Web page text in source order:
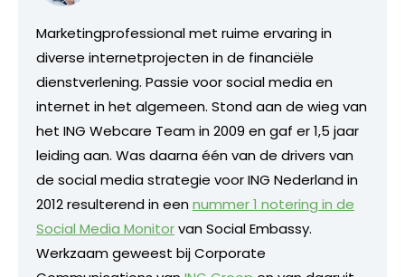
Marketingprofessional met ruime ervaring in
diverse internetprojecten in de financiële
dienstverlening. Passie voor social media en
internet in het algemeen. Stond aan de wieg van
het ING Webcare Team in 2009 en gaf er 1,5 jaar
leiding aan. Was daarna één van de drivers van
de social media strategie voor ING Nederland in
2012 resulterend in eennummer 1 notering in de
Social Media Monitorvan Social Embassy.
Werkzaam geweest bij Corporate